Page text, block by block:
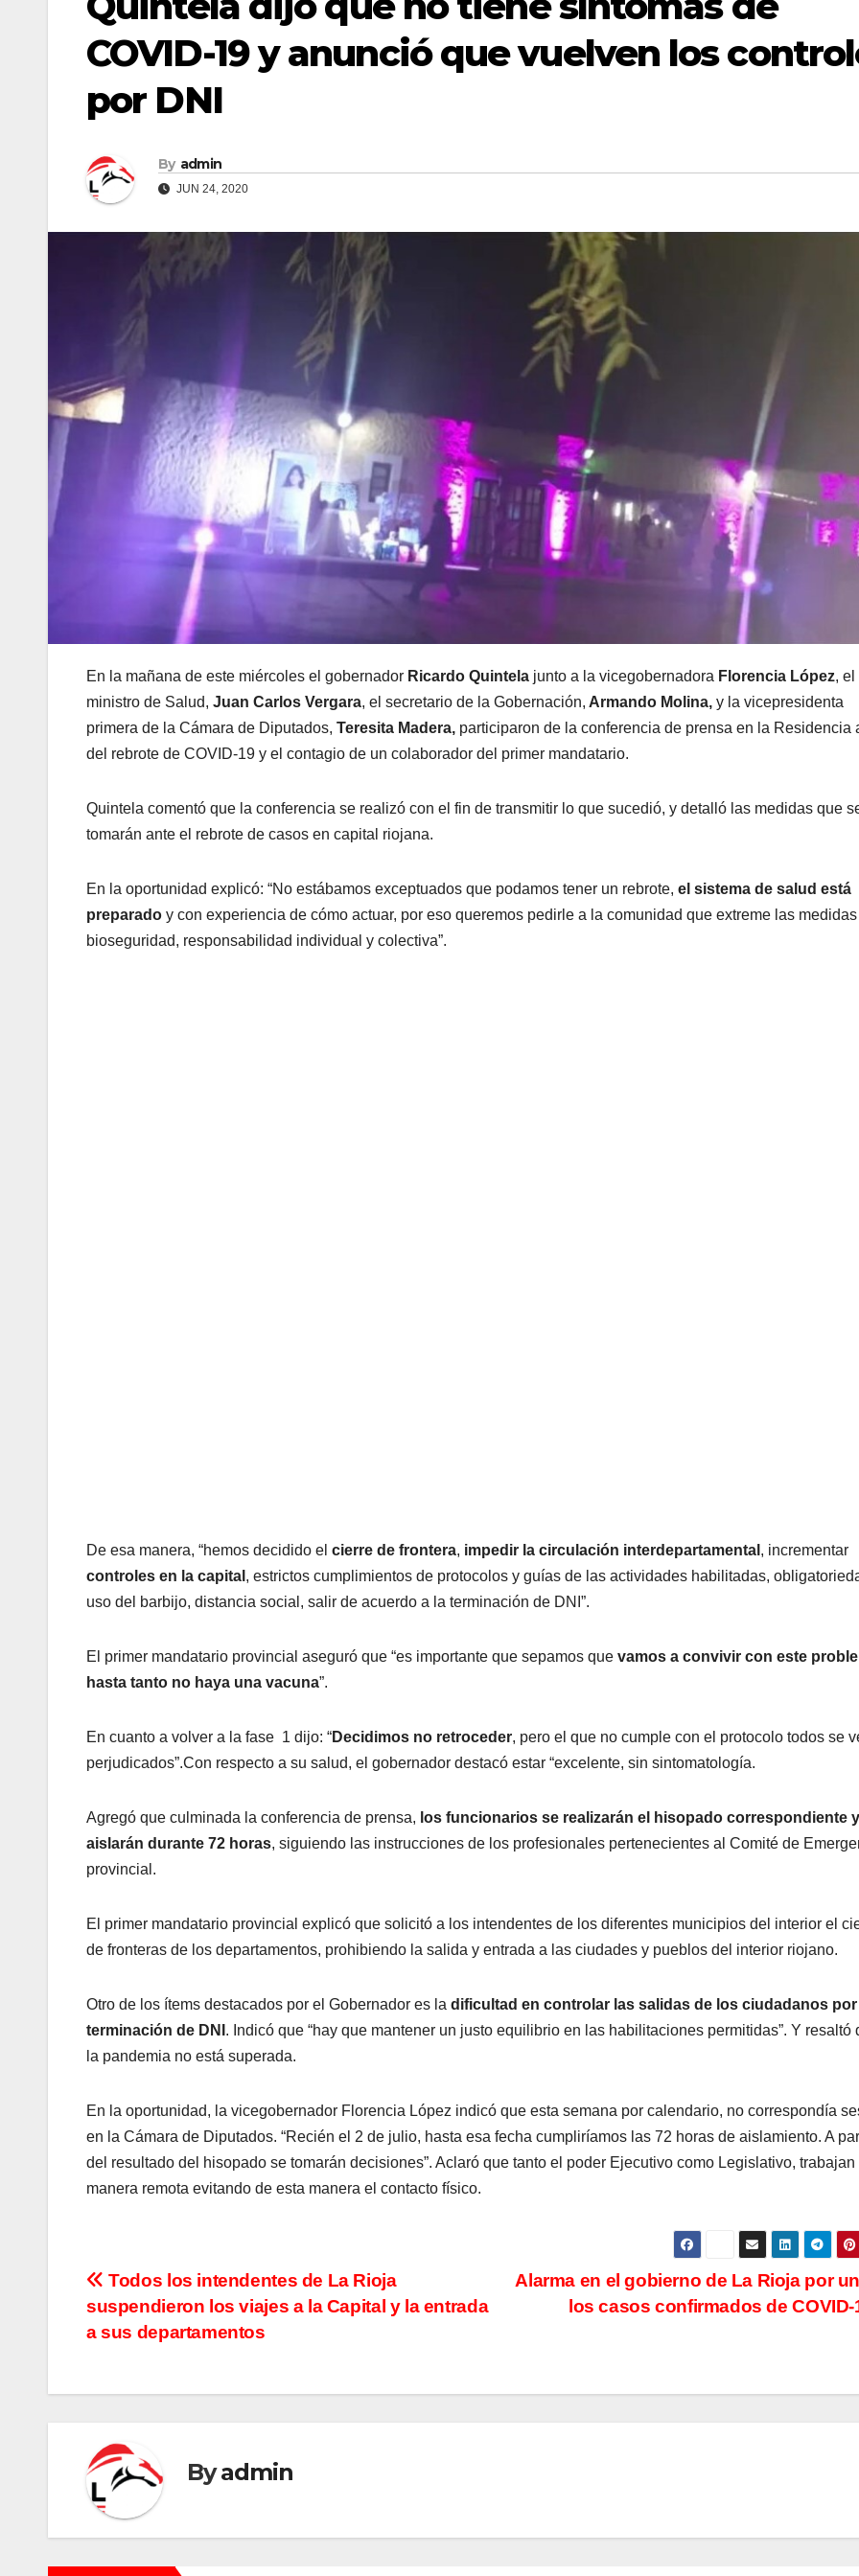
COVID-19 y anunció que vuelven los
por DNI
By admin
JUN 24, 2020
En la mañana de este miércoles el gobernador Ricardo Quintela junto a la vicegobernadora Florencia López, el
ministro de Salud, Juan Carlos Vergara, el secretario de la Gobernación, Armando Molina, y la vicepresidenta
primera de la Cámara de Diputados, Teresita Madera, participaron de la conferencia de prensa en la Residencia
del rebrote de COVID-19 y el contagio de un colaborador del primer mandatario.
Quintela comentó que la conferencia se realizó con el fin de transmitir lo que sucedió, y detalló las medidas que
tomarán ante el rebrote de casos en capital riojana.
En la oportunidad explicó: “No estábamos exceptuados que podamos tener un rebrote, el sistema de salud está
preparado y con experiencia de cómo actuar, por eso queremos pedirle a la comunidad que extreme las
bioseguridad, responsabilidad individual y colectiva”.
De esa manera, “hemos decidido el cierre de frontera, impedir la circulación interdepartamental , incrementar
controles en la capital , estrictos cumplimientos de protocolos y guías de las actividades habilitadas,
uso del barbijo, distancia social, salir de acuerdo a la terminación de DNI”.
El primer mandatario provincial aseguró que “es importante que sepamos que vamos a convivir con este
hasta tanto no haya una vacuna”.
En cuanto a volver a la fase 1 dijo: “Decidimos no retroceder, pero el que no cumple con el protocolo todos se
perjudicados”.Con respecto a su salud, el gobernador destacó estar “excelente, sin sintomatología.
Agregó que culminada la conferencia de prensa, los funcionarios se realizarán el hisopado correspondiente
aislarán durante 72 horas, siguiendo las instrucciones de los profesionales pertenecientes al Comité de
provincial.
El primer mandatario provincial explicó que solicitó a los intendentes de los diferentes municipios del interior el
de fronteras de los departamentos, prohibiendo la salida y entrada a las ciudades y pueblos del interior riojano.
Otro de los ítems destacados por el Gobernador es la dificultad en controlar las salidas de los ciudadanos por
terminación de DNI . Indicó que “hay que mantener un justo equilibrio en las habilitaciones permitidas”. Y resaltó
la pandemia no está superada.
En la oportunidad, la vicegobernador Florencia López indicó que esta semana por calendario, no correspondía
en la Cámara de Diputados. “Recién el 2 de julio, hasta esa fecha cumpliríamos las 72 horas de aislamiento. A
del resultado del hisopado se tomarán decisiones”. Aclaró que tanto el poder Ejecutivo como Legislativo, trabajan
manera remota evitando de esta manera el contacto físico.
N
a
e
g
a
c
i
Alarma en el gobierno de La Rioja por
los casos confirmados de
Todos los intendentes de La Rioja
suspendieron los viajes a la Capital y la entrada
a sus departamentos
Byadmin